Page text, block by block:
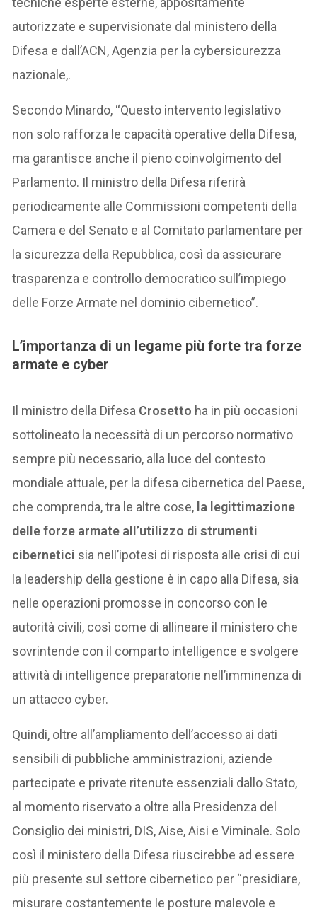
autorizzate e supervisionate dal ministero della
Difesa e dall’ACN, Agenzia per la cybersicurezza
nazionale,.
Secondo Minardo, “Questo intervento legislativo
non solo rafforza le capacità operative della Difesa,
ma garantisce anche il pieno coinvolgimento del
Parlamento. Il ministro della Difesa riferirà
periodicamente alle Commissioni competenti della
Camera e del Senato e al Comitato parlamentare per
la sicurezza della Repubblica, così da assicurare
trasparenza e controllo democratico sull’impiego
delle Forze Armate nel dominio cibernetico”.
L’importanza di un legame più forte tra forze
armate e cyber
Il ministro della Difesa Crosetto ha in più occasioni
sottolineato la necessità di un percorso normativo
sempre più necessario, alla luce del contesto
mondiale attuale, per la difesa cibernetica del Paese,
che comprenda, tra le altre cose, la legittimazione
delle forze armate all’utilizzo di strumenti
cibernetici sia nell’ipotesi di risposta alle crisi di cui
la leadership della gestione è in capo alla Difesa, sia
nelle operazioni promosse in concorso con le
autorità civili, così come di allineare il ministero che
sovrintende con il comparto intelligence e svolgere
attività di intelligence preparatorie nell’imminenza di
un attacco cyber.
Quindi, oltre all’ampliamento dell’accesso ai dati
sensibili di pubbliche amministrazioni, aziende
partecipate e private ritenute essenziali dallo Stato,
al momento riservato a oltre alla Presidenza del
Consiglio dei ministri, DIS, Aise, Aisi e Viminale. Solo
così il ministero della Difesa riuscirebbe ad essere
più presente sul settore cibernetico per “presidiare,
misurare costantemente le posture malevole e